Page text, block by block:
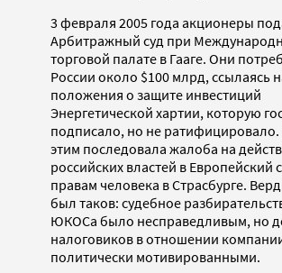
3 февраля 2005 года акционеры
Арбитражный суд при
торговой палате в Гааге. Они
России около $100 млрд, ссылаясь
положения о защите инвестиций
Энергетической хартии, которую
подписало, но не ратифицировало.
этим последовала жалоба на
российских властей в Европейский
правам человека в Страсбурге.
был таков: судебное
ЮКОСа было несправедливым, но
налоговиков в отношении
политически мотивированными.